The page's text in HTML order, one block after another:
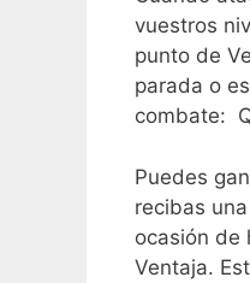
vuestros
punto de
parada o
combate:
Puedes
recibas
ocasión de
Ventaja.